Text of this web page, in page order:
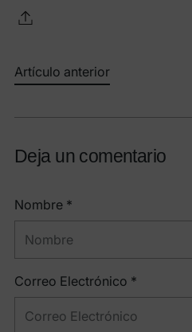
Artículo anterior
Deja un comentario
Nombre *
Correo Electrónico *